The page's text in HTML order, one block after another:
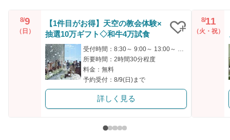
8/9
（日）
【1件目がお得】天空の教会体験×
抽選10万ギフト◇和牛4万試食
所要時間：2時間30分程度
料金：無料
予約受付：8/9(日)まで
詳しく見る
8/11
（火・祝）